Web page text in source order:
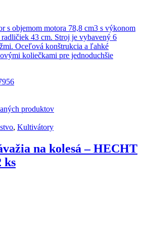
s objemom motora 78,8 cm3 s výkonom
43 cm. Stroj je vybavený 6
Oceľová konštrukcia a ľahké
koliečkami pre jednoduchšie
produktov
, Kultivátory
na kolesá – HECHT
ks